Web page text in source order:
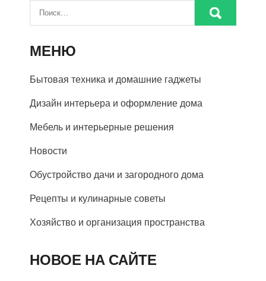
МЕНЮ
Бытовая техника и домашние гаджеты
Дизайн интерьера и оформление дома
Мебель и интерьерные решения
Новости
Обустройство дачи и загородного дома
Рецепты и кулинарные советы
Хозяйство и организация пространства
НОВОЕ НА САЙТЕ